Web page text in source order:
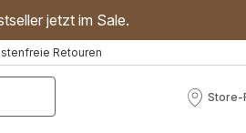
jetzt im Sale.
Retouren
Store-
Store-